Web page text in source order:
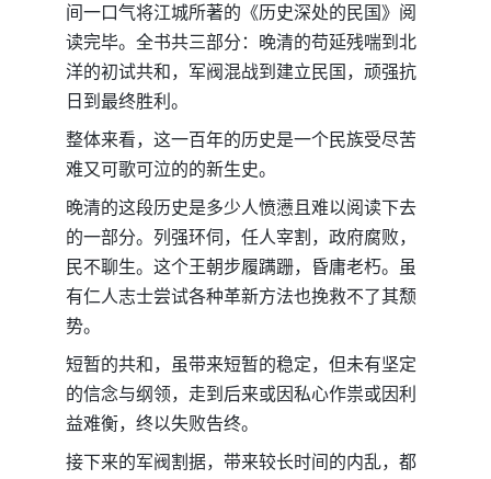
间一口气将江城所著的《历史深处的民国》阅
读完毕。全书共三部分：晚清的苟延残喘到北
洋的初试共和，军阀混战到建立民国，顽强抗
日到最终胜利。
整体来看，这一百年的历史是一个民族受尽苦
难又可歌可泣的的新生史。
晚清的这段历史是多少人愤懑且难以阅读下去
的一部分。列强环伺，任人宰割，政府腐败，
民不聊生。这个王朝步履蹒跚，昏庸老朽。虽
有仁人志士尝试各种革新方法也挽救不了其颓
势。
短暂的共和，虽带来短暂的稳定，但未有坚定
的信念与纲领，走到后来或因私心作祟或因利
益难衡，终以失败告终。
接下来的军阀割据，带来较长时间的内乱，都